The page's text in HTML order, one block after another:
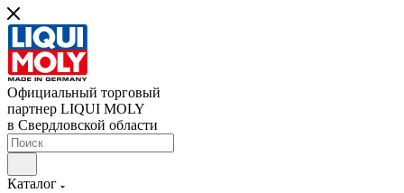
Официальный торговый
партнер LIQUI MOLY
в Свердловской области
Каталог